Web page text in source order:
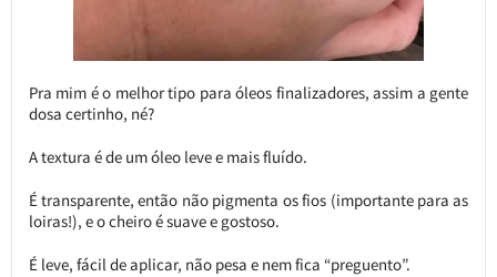
Pra mim é o melhor tipo para óleos finalizadores, assim a gente
dosa certinho, né?
A textura é de um óleo leve e mais fluído.
É transparente, então não pigmenta os fios (importante para as
loiras!), e o cheiro é suave e gostoso.
É leve, fácil de aplicar, não pesa e nem fica “preguento”.